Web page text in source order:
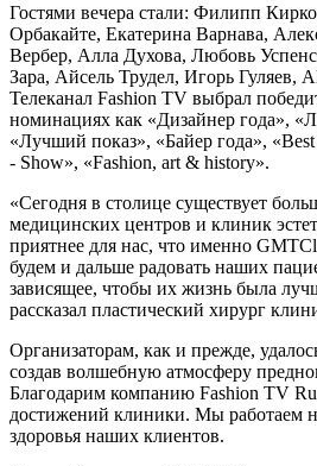
Гостями вечера стали: Филипп
Орбакайте, Екатерина Варнава,
Вербер, Алла Духова, Любовь
Зара, Айсель Трудел, Игорь Гуляев,
Телеканал Fashion TV выбрал
номинациях как «Дизайнер года»,
«Лучший показ», «Байер года»,
- Show», «Fashion, art & history».
«Сегодня в столице существует
медицинских центров и клиник
приятнее для нас, что именно
будем и дальше радовать наших
зависящее, чтобы их жизнь была
рассказал пластический хирург
Организаторам, как и прежде,
создав волшебную атмосферу
Благодарим компанию Fashion TV
достижений клиники. Мы работаем
здоровья наших клиентов.